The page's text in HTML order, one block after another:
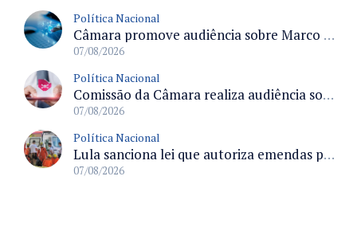
Política Nacional
Câmara promove audiência sobre Marco de Fomento à Economia Digital e impactos da inteligência artificial
07/08/2026
Política Nacional
Comissão da Câmara realiza audiência sobre apostas online para medir o tamanho do mercado ilegal
07/08/2026
Política Nacional
Lula sanciona lei que autoriza emendas parlamentares para atendimento pré-hospitalar pelos bombeiros
07/08/2026